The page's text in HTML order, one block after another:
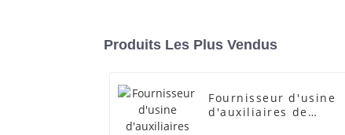
Produits Les Plus Vendus
Fournisseur d'usine
d'auxiliaires de